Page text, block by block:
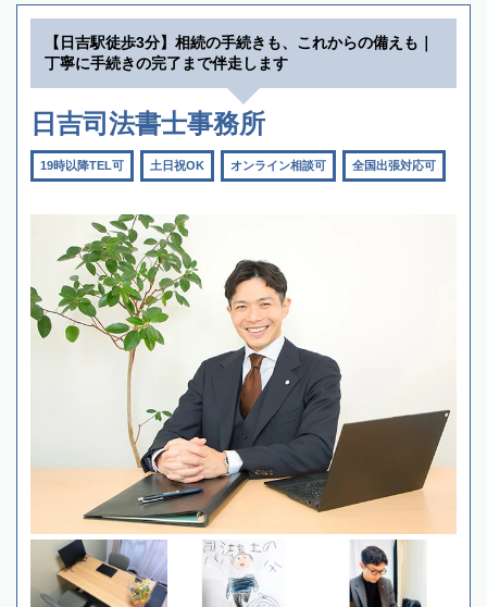
【日吉駅徒歩3分】相続の手続きも、これからの備えも｜
丁寧に手続きの完了まで伴走します
日吉司法書士事務所
19時以降TEL可 土日祝OK オンライン相談可 全国出張対応可